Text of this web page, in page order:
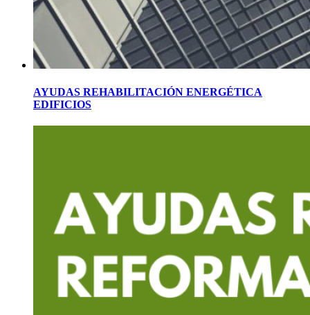
AYUDAS REHABILITACIÓN ENERGÉTICA
EDIFICIOS